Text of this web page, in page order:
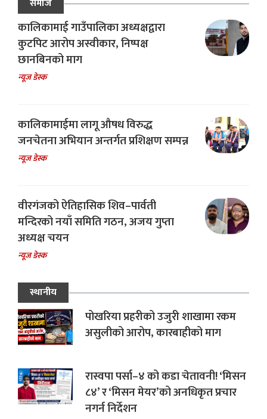
समाज
कालिकामाई गाउँपालिका अध्यक्षद्वारा
कुटपिट आरोप अस्वीकार, निष्पक्ष
छानबिनको माग
न्यूज डेस्क
कालिकामाईमा लागू औषध विरुद्ध
जनचेतना अभियान अन्तर्गत प्रशिक्षण सम्पन्न
न्यूज डेस्क
वीरगंजको ऐतिहासिक शिव–पार्वती
मन्दिरको नयाँ समिति गठन, अजय गुप्ता
अध्यक्ष चयन
न्यूज डेस्क
स्थानीय
पोखरिया प्रहरीको उजुरी शाखामा रकम
असुलीको आरोप, कारबाहीको माग
रास्वपा पर्सा–४ को कडा चेतावनी! ‘मिसन
८४’ र ‘मिसन मेयर’को अनधिकृत प्रचार
नगर्न निर्देशन